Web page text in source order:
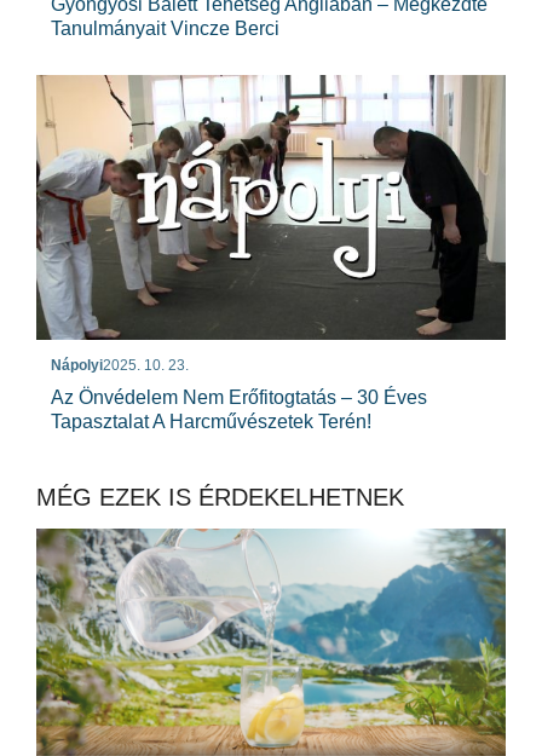
Gyöngyösi Balett Tehetség Angliában – Megkezdte
Tanulmányait Vincze Berci
Nápolyi2025. 10. 23.
Az Önvédelem Nem Erőfitogtatás – 30 Éves
Tapasztalat A Harcművészetek Terén!
MÉG EZEK IS ÉRDEKELHETNEK